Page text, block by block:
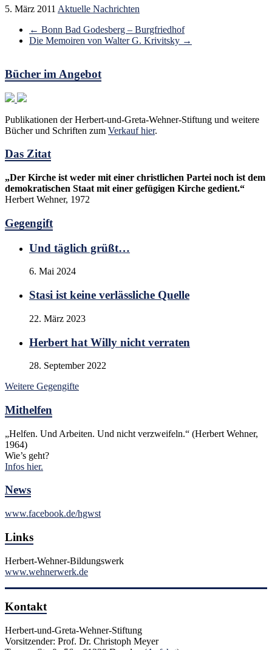
5. März 2011 Aktuelle Nachrichten
← Bonn Bad Godesberg – Burgfriedhof
Die Memoiren von Walter G. Krivitsky →
Bücher im Angebot
Publikationen der Herbert-und-Greta-Wehner-Stiftung und weitere
Bücher und Schriften zum Verkauf hier.
Das Zitat
„Der Kirche ist weder mit einer christlichen Partei noch ist dem
demokratischen Staat mit einer gefügigen Kirche gedient.“
Herbert Wehner, 1972
Gegengift
Und täglich grüßt…
6. Mai 2024
Stasi ist keine verlässliche Quelle
22. März 2023
Herbert hat Willy nicht verraten
28. September 2022
Weitere Gegengifte
Mithelfen
„Helfen. Und Arbeiten. Und nicht verzweifeln.“ (Herbert Wehner,
1964)
Wie’s geht?
Infos hier.
News
www.facebook.de/hgwst
Links
Herbert-Wehner-Bildungswerk
www.wehnerwerk.de
Kontakt
Herbert-und-Greta-Wehner-Stiftung
Vorsitzender: Prof. Dr. Christoph Meyer